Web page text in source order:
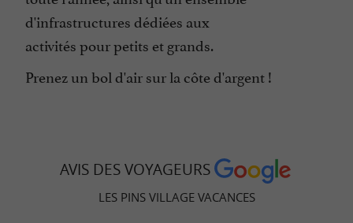
d'infrastructures dédiées aux
activités pour petits et grands.
Prenez un bol d'air sur la côte d'argent !
AVIS DES VOYAGEURS
LES PINS VILLAGE VACANCES